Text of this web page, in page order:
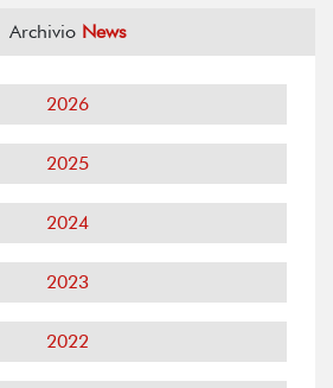
Archivio News
2026
2025
2024
2023
2022